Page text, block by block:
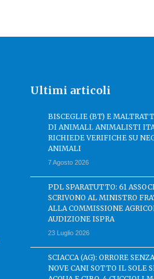
Ultimi articoli
BISCEGLIE (BT) E
DI ANIMALI. ANIMALISTI
RICHIEDE VERIFICHE SU
ANIMALI
7 Agosto 2026
PDL SPARATUTTO: 61
SCRIVONO AL MINISTRO
ALLA COMMISSIONE
AUDIZIONE ISPRA
23 Luglio 2026
SCIACCA (AG): ORRORE
NOVE CANI SOTTO IL SOLE